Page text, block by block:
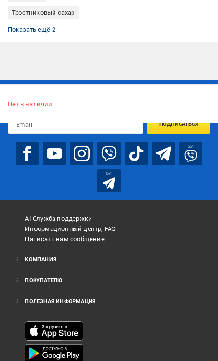
Тростниковый сахар
Сахар в кубиках
Сахар прессованный
Показать ещё 2
Нет в наличии
ПОДПИСАТЬСЯ
bot
bot
AI Служба поддержки
Информационный центр, FAQ
Написать нам сообщение
КОМПАНИЯ
ПОКУПАТЕЛЮ
ПОЛЕЗНАЯ ИНФОРМАЦИЯ